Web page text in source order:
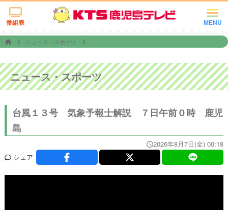
MENU
番組表
ニュース・スポーツ
ニュース・スポーツ
台風１３号 気象予報士解説 ７日午前０時 鹿児
島
2026年8月7日(金) 00:18
シェア